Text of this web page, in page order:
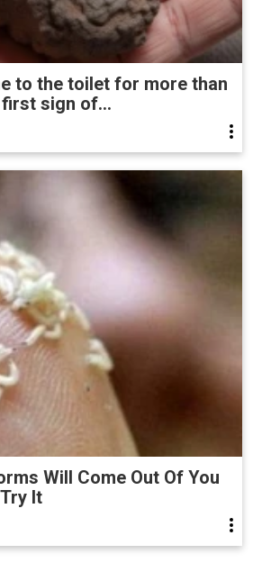
to the toilet for more than
sign of...
Will Come Out Of You
It